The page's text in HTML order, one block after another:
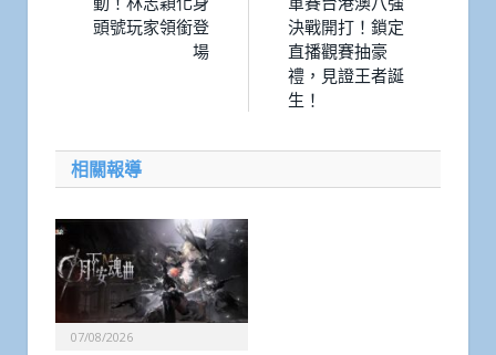
頭號玩家領銜登
場
決戰開打！鎖定
直播觀賽抽豪
禮，見證王者誕
生！
相關報導
07/08/2026